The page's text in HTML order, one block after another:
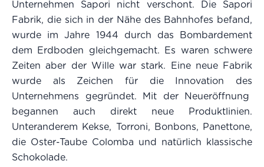
Unternehmen Sapori nicht verschont. Die Sapori
Fabrik, die sich in der Nähe des Bahnhofes befand,
wurde im Jahre 1944 durch das Bombardement
dem Erdboden gleichgemacht. Es waren schwere
Zeiten aber der Wille war stark. Eine neue Fabrik
wurde als Zeichen für die Innovation des
Unternehmens gegründet. Mit der Neueröffnung
begannen auch direkt neue Produktlinien.
Unteranderem Kekse, Torroni, Bonbons, Panettone,
die Oster-Taube Colomba und natürlich klassische
Schokolade.